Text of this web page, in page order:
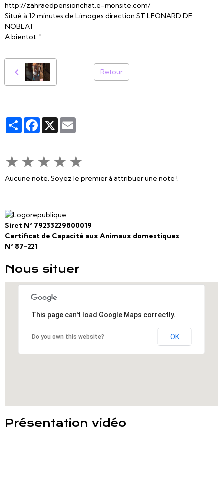
http://zahraedpensionchat.e-monsite.com/
Situé à 12 minutes de Limoges direction ST LEONARD DE
NOBLAT
A bientot. "
Retour
PartagerFacebook
X
★ ★ ★ ★ ★
Aucune note. Soyez le premier à attribuer une note !
Siret N° 79233229800019
Certificat de Capacité aux Animaux domestiques
N° 87-221
Nous situer
This page can't load Google Maps correctly.
Do you own this website? OK
Présentation vidéo